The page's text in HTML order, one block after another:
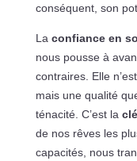
conséquent, son
La confiance en
nous pousse à
contraires. Elle
mais une qualité
ténacité. C’est la
de nos rêves les
capacités, nous